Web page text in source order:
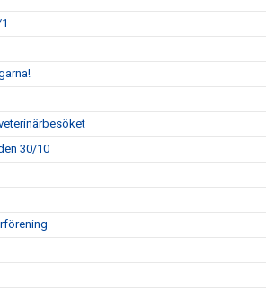
30/10